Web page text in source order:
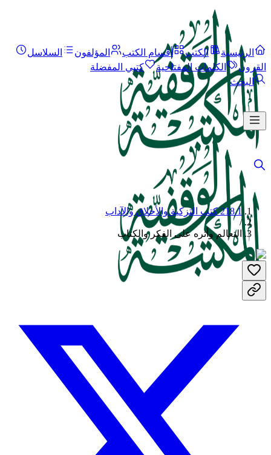
الرئيسية الكتب أقسام الكتب المؤلفون
السلاسل
القرون
الكلمات المفتاحية
كتبي المفضلة
البحث
218.1 كتب التزكية والأخلاق والآداب
/
التعالم وأثره على الفكر والكتاب